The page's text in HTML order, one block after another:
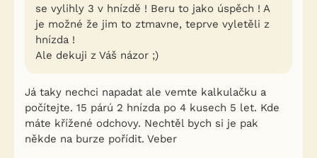
se vylihly 3 v hnízdě ! Beru to jako úspěch ! A
je možné že jim to ztmavne, teprve vyletěli z
hnízda !
Ale dekuji z Váš názor ;)
Já taky nechci napadat ale vemte kalkulačku a
počítejte. 15 párú 2 hnízda po 4 kusech 5 let. Kde
máte křížené odchovy. Nechtěl bych si je pak
někde na burze pořídit. Veber